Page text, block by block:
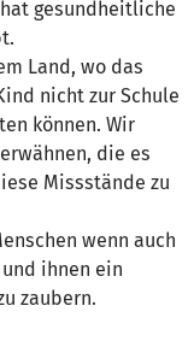
gesundheitliche
Land, wo das
nicht zur Schule
können. Wir
die es
Missstände zu
wenn auch
ihnen ein
zaubern.